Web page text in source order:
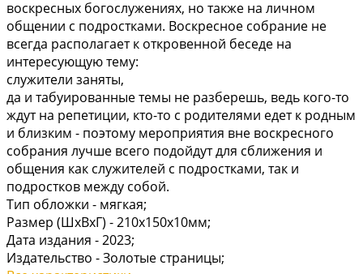
воскресных богослужениях, но также на личном
общении с подростками. Воскресное собрание не
всегда располагает к откровенной беседе на
интересующую тему:
служители заняты,
да и табуированные темы не разберешь, ведь кого-то
ждут на репетиции, кто-то с родителями едет к родным
и близким - поэтому мероприятия вне воскресного
собрания лучше всего подойдут для сближения и
общения как служителей с подростками, так и
подростков между собой.
Тип обложки - мягкая;
Размер (ШхВхГ) -210х150х10мм;
Дата издания -2023;
Издательство -Золотые страницы;